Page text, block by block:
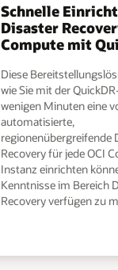
Schnelle
Disaster
Compute mit
Diese
wie Sie mit der
wenigen Minuten eine
automatisierte,
regionenübergreifende
Recovery für jede OCI
Instanz einrichten
Kenntnisse im Bereich
Recovery verfügen zu